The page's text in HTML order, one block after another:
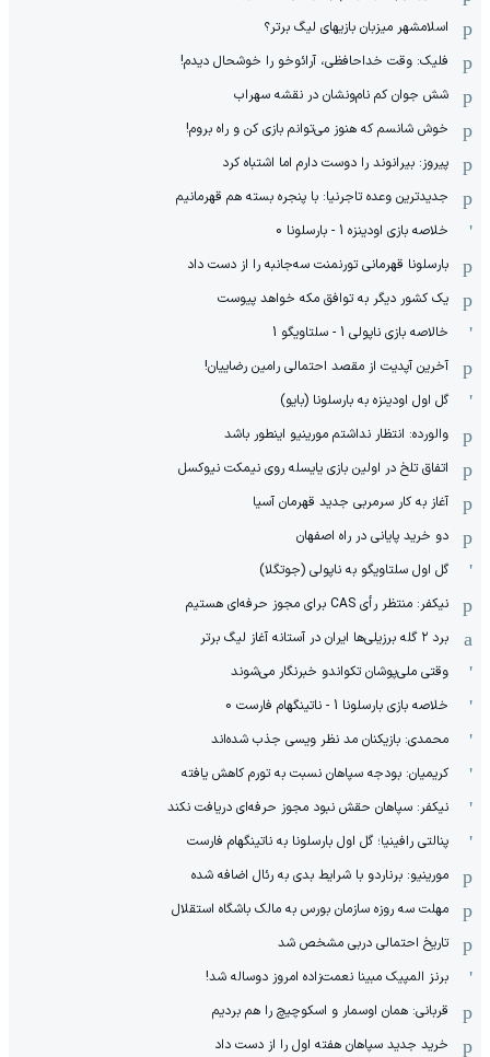
اسلامشهر میزبان بازیهای لیگ برتر؟
فلیک: وقت خداحافظی، آرائوخو را خوشحال دیدم!
شش جوان کم نام‌و‌نشان در نقشه سهراب
خوش شانسم که هنوز می‌توانم بازی کن و راه بروم!
پیروز: بیرانوند را دوست دارم اما اشتباه کرد
جدیدترین وعده تاجرنیا: با پنجره بسته هم قهرمانیم
خلاصه بازی اودینزه 1 - بارسلونا 0
بارسلونا قهرمانی تورنمنت سه‌جانبه را از دست داد
یک کشور دیگر به توافق مکه خواهد پیوست
خالاصه بازی ناپولی 1 - سلتاویگو 1
آخرین آپدیت از مقصد احتمالی رامین رضاییان!
گل اول اودینزه به بارسلونا (بایو)
والورده: انتظار نداشتم مورینیو اینطور باشد
اتفاق تلخ در اولین بازی یایسله روی نیمکت نیوکسل
آغاز به کار سرمربی جدید قهرمان آسیا
دو خرید پایانی در راه اصفهان
گل اول سلتاویگو به ناپولی (جوتگلا)
نیکفر: منتظر رأی CAS برای مجوز حرفه‌ای هستیم
برد ۲ گله برزیلی‌ها ایران در آستانه آغاز لیگ برتر
وقتی ملی‌پوشان تکواندو خبرنگار می‌شوند
خلاصه بازی بارسلونا 1 - ناتینگهام فارست 0
محمدی: بازیکنان مد نظر ویسی جذب شده‌اند
کریمیان: بودجه سپاهان نسبت به تورم کاهش یافته
نیکفر: سپاهان حقش نبود مجوز حرفه‌ای دریافت نکند
پنالتی رافینیا؛ گل اول بارسلونا به ناتینگهام فارست
مورینیو: برناردو با شرایط بدی به رئال اضافه شده
مهلت سه روزه سازمان بورس به مالک باشگاه استقلال
تاریخ احتمالی دربی مشخص شد
برنز المپیک مبینا نعمت‌زاده امروز دوساله شد!
قربانی: همان اوسمار و اسکوچیچ را هم بردیم
خرید جدید سپاهان هفته اول را از دست داد